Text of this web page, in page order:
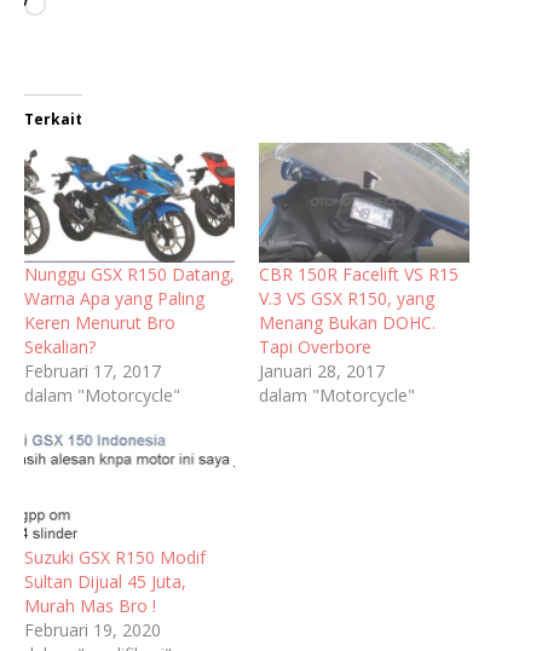
Terkait
Nunggu GSX R150 Datang,
Warna Apa yang Paling
Keren Menurut Bro
Sekalian?
Februari 17, 2017
dalam "Motorcycle"
CBR 150R Facelift VS R15
V.3 VS GSX R150, yang
Menang Bukan DOHC.
Tapi Overbore
Januari 28, 2017
dalam "Motorcycle"
Suzuki GSX R150 Modif
Sultan Dijual 45 Juta,
Murah Mas Bro !
Februari 19, 2020